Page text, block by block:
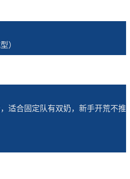
）
适合固定队有双奶，新手开荒不推